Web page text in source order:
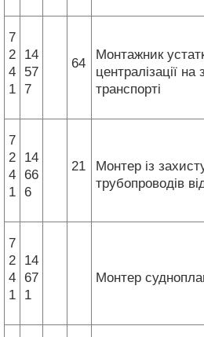
7
2
4
1
14
57
7
64
Монтажник
централізації на
транспорті
7
2
4
1
14
66
6
21
Монтер із
трубопроводів
7
2
4
1
14
67
1
Монтер